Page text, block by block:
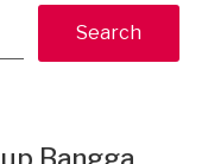
Search
Bangga